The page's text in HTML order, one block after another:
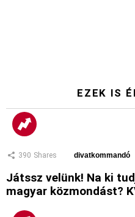
EZEK IS
390 Shares divatkommandó
Játssz velünk! Na ki
magyar közmondást?